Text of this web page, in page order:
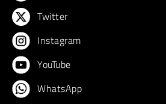
Twitter
Instagram
YouTube
WhatsApp